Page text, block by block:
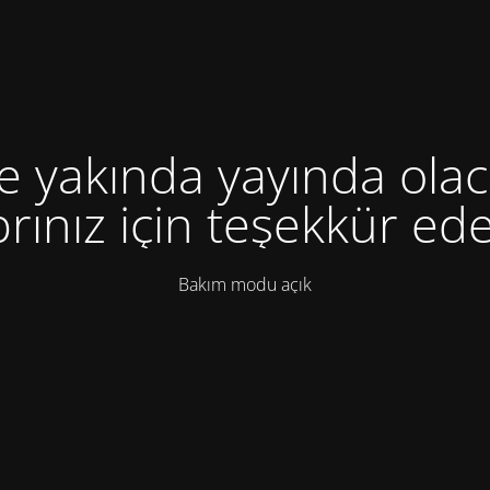
yakında yayında
için teşekkür
Bakım modu açık